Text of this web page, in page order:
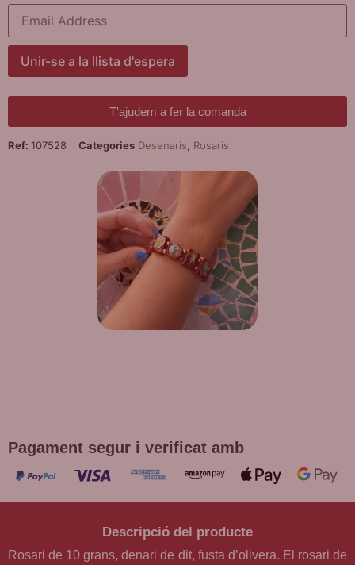
Enter
your
email
address
join
waitlist
this
Unir-se a la llista d'espera
T'ajudem a fer la comanda
Ref: 107528 Categories Desenaris Rosaris
Pagament segur i verificat amb
Descripció del producte
Rosari de 10 grans, denari de dit, fusta d’olivera. El rosari de